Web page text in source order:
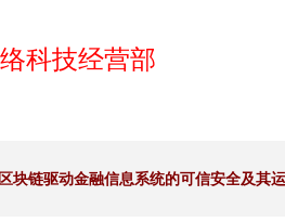
科技经营部
区块链驱动金融信息系统的可信安全及其